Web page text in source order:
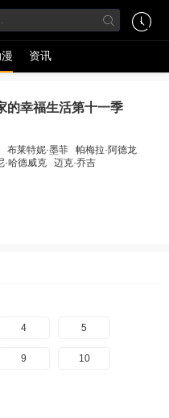
资讯
的幸福生活第十一季
布莱特妮·墨菲
帕梅拉·阿德龙
·哈德威克
迈克·乔吉
4 5
9 10